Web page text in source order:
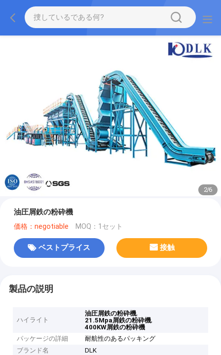
2/6
油圧屑鉄の粉砕機
価格：negotiable MOQ：1セット
ベストプライス 接触
製品の説明
ハイライト
油圧屑鉄の粉砕機,
21.5Mpa屑鉄の粉砕機,
400KW屑鉄の粉砕機
パッケージの詳細
耐航性のあるパッキング
ブランド名
DLK